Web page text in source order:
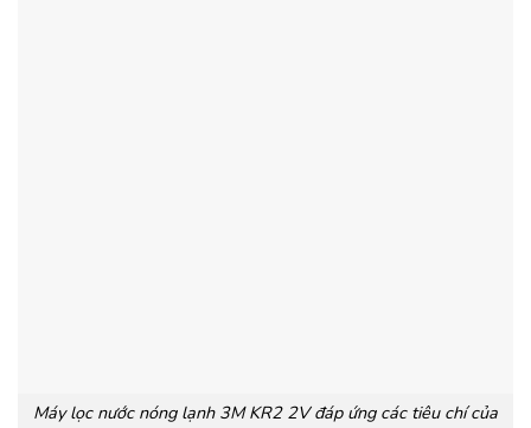
Máy lọc nước nóng lạnh 3M KR2 2V đáp ứng các tiêu chí của